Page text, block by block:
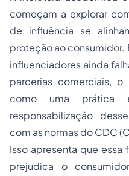
começam a explorar
de influência se
proteção ao consumidor.
influenciadores ainda
parcerias comerciais,
como uma prática
responsabilização
com as normas do CDC
Isso apresenta que essa
prejudica o